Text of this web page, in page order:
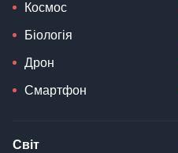
Космос
Біологія
Дрон
Смартфон
Світ